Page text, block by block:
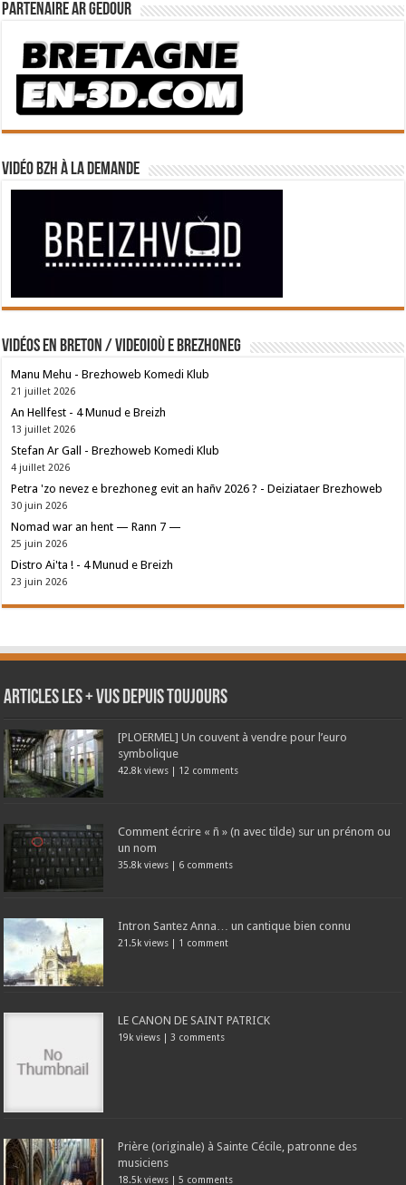
Partenaire Ar Gedour
Vidéo BZH à la demande
Vidéos en breton / Videoioù e brezhoneg
Manu Mehu - Brezhoweb Komedi Klub
21 juillet 2026
An Hellfest - 4 Munud e Breizh
13 juillet 2026
Stefan Ar Gall - Brezhoweb Komedi Klub
4 juillet 2026
Petra 'zo nevez e brezhoneg evit an hañv 2026 ? - Deiziataer Brezhoweb
30 juin 2026
Nomad war an hent — Rann 7 —
25 juin 2026
Distro Ai'ta ! - 4 Munud e Breizh
23 juin 2026
Articles les + vus depuis toujours
[PLOERMEL] Un couvent à vendre pour l’euro
symbolique
42.8k views | 12 comments
Comment écrire « ñ » (n avec tilde) sur un prénom ou
un nom
35.8k views | 6 comments
Intron Santez Anna… un cantique bien connu
21.5k views | 1 comment
LE CANON DE SAINT PATRICK
19k views | 3 comments
Prière (originale) à Sainte Cécile, patronne des
musiciens
18.5k views |5 comments